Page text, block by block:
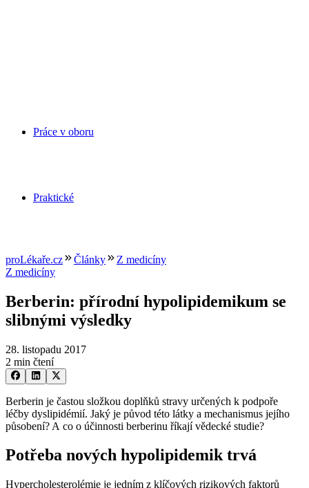
Práce v oboru
Praktické
proLékaře.cz Články
Z medicíny
Z medicíny
Berberin: přírodní hypolipidemikum se
slibnými výsledky
28. listopadu 2017
2 min čtení
Berberin je častou složkou doplňků stravy určených k podpoře
léčby dyslipidémií. Jaký je původ této látky a mechanismus jejího
působení? A co o účinnosti berberinu říkají vědecké studie?
Potřeba nových hypolipidemik trvá
Hypercholesterolémie je jedním z klíčových rizikových faktorů